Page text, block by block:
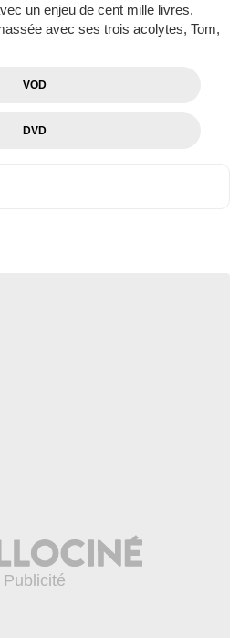
un enjeu de cent mille livres,
avec ses trois acolytes, Tom,
VOD
DVD